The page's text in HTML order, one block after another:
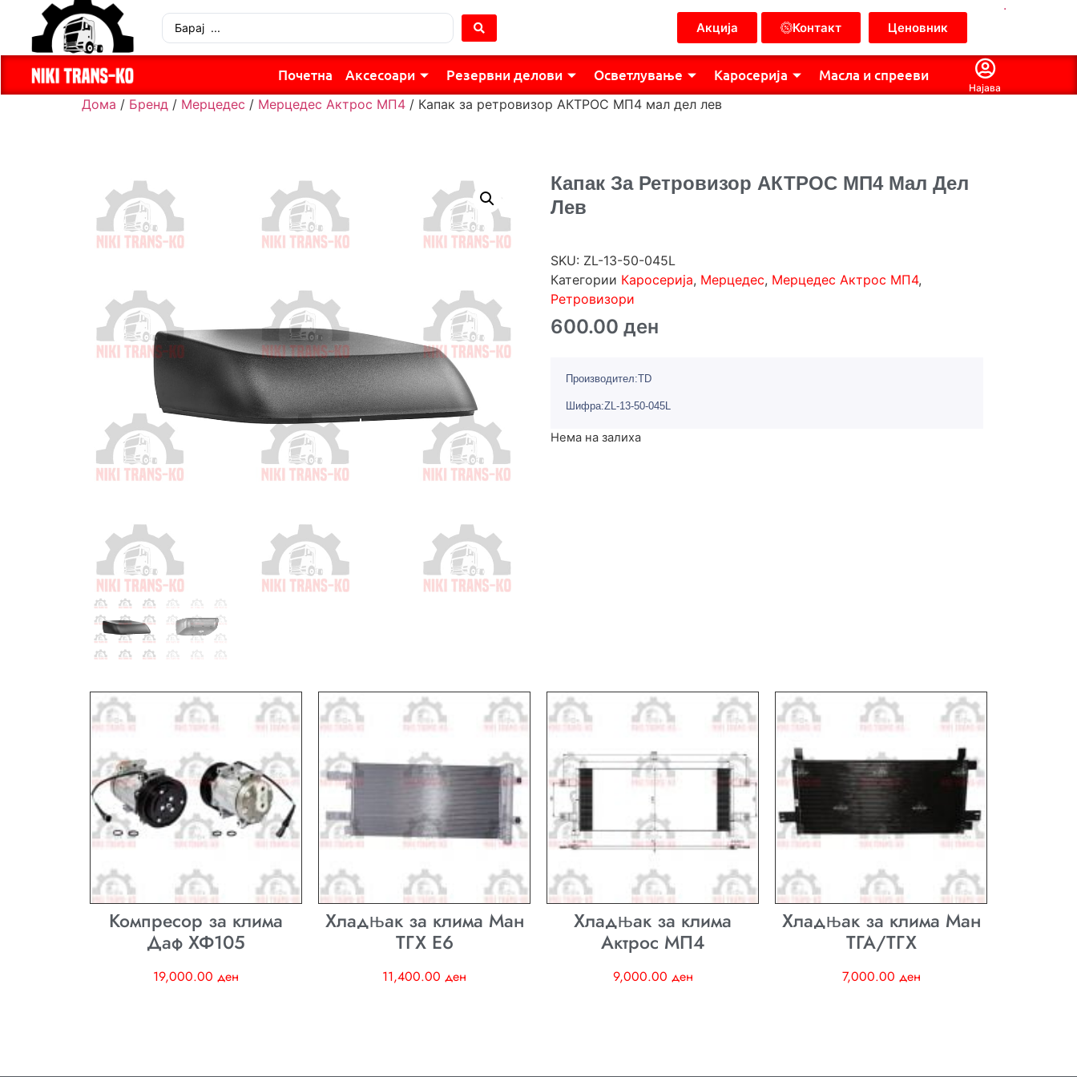
Акција Контакт Ценовник
.
Почетна Аксесоари Резервни делови Осветлување Каросерија Масла и спрееви
Најава
Дома / Бренд / Мерцедес / Мерцедес Актрос МП4 / Капак за ретровизор АКТРОС МП4 мал дел лев
Капак За Ретровизор АКТРОС МП4 Мал Дел
Лев
SKU: ZL-13-50-045L
Категории Каросерија, Мерцедес, Мерцедес Актрос МП4,
Ретровизори
600.00 ден
Производител:TD
Шифра:ZL-13-50-045L
Нема на залиха
Компресор за клима
Даф ХФ105
19,000.00 ден
Хладњак за клима Ман
ТГХ E6
11,400.00 ден
Хладњак за клима
Актрос МП4
9,000.00 ден
Хладњак за клима Ман
ТГА/ТГХ
7,000.00 ден